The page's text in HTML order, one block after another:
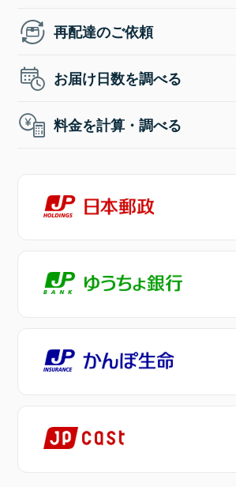
再配達のご依頼
お届け日数を調べる
料金を計算・調べる